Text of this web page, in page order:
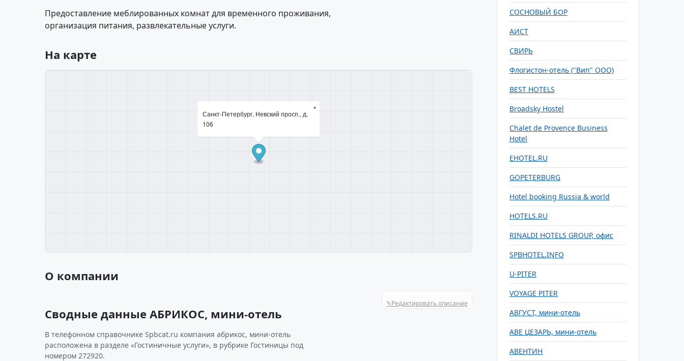
Предоставление меблированных комнат для временного проживания,
организация питания, развлекательные услуги.
На карте
Санкт-Петербург, Невский просп., д.
106
×
О компании
✎Редактировать описание
Сводные данные АБРИКОС, мини-отель
В телефонном справочнике Spbcat.ru компания абрикос, мини-отель
расположена в разделе «Гостиничные услуги», в рубрике Гостиницы под
номером 272920.
СОСНОВЫЙ БОР
АИСТ
СВИРЬ
Флогистон-отель ("Вип" ООО)
BEST HOTELS
Broadsky Hostel
Chalet de Provence Business
Hotel
EHOTEL.RU
GOPETERBURG
Hotel booking Russia & world
HOTELS.RU
RINALDI HOTELS GROUP, офис
SPBHOTEL.INFO
U-PITER
VOYAGE PITER
АВГУСТ, мини-отель
АВЕ ЦЕЗАРЬ, мини-отель
АВЕНТИН